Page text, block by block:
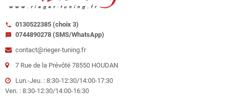
call 0130522385 (choix 3)
sms
0744890278 (SMS/WhatsApp)
contact@rieger-tuning.fr
7 Rue de la Prévôté 78550 HOUDAN
Lun.-Jeu. : 8:30-12:30/14:00-17:30
Ven. : 8:30-12:30/14:00-16:30